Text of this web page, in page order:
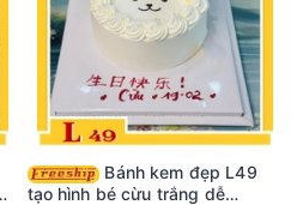
tạo hình bé cừu trắng dễ